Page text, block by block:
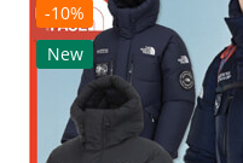
-10%
New